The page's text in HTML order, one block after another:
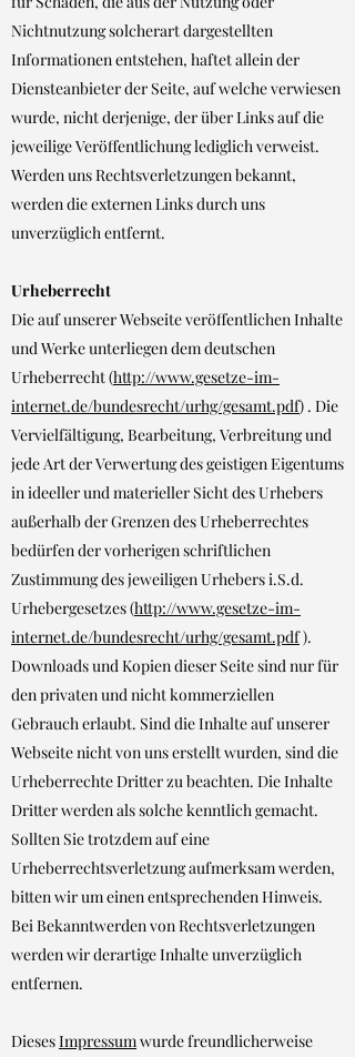
Nichtnutzung solcherart dargestellten
Informationen entstehen, haftet allein der
Diensteanbieter der Seite, auf welche verwiesen
wurde, nicht derjenige, der über Links auf die
jeweilige Veröffentlichung lediglich verweist.
Werden uns Rechtsverletzungen bekannt,
werden die externen Links durch uns
unverzüglich entfernt.
Urheberrecht
Die auf unserer Webseite veröffentlichen Inhalte
und Werke unterliegen dem deutschen
Urheberrecht (http://www.gesetze-im-
internet.de/bundesrecht/urhg/gesamt.pdf) . Die
Vervielfältigung, Bearbeitung, Verbreitung und
jede Art der Verwertung des geistigen Eigentums
in ideeller und materieller Sicht des Urhebers
außerhalb der Grenzen des Urheberrechtes
bedürfen der vorherigen schriftlichen
Zustimmung des jeweiligen Urhebers i.S.d.
Urhebergesetzes (http://www.gesetze-im-
internet.de/bundesrecht/urhg/gesamt.pdf).
Downloads und Kopien dieser Seite sind nur für
den privaten und nicht kommerziellen
Gebrauch erlaubt. Sind die Inhalte auf unserer
Webseite nicht von uns erstellt wurden, sind die
Urheberrechte Dritter zu beachten. Die Inhalte
Dritter werden als solche kenntlich gemacht.
Sollten Sie trotzdem auf eine
Urheberrechtsverletzung aufmerksam werden,
bitten wir um einen entsprechenden Hinweis.
Bei Bekanntwerden von Rechtsverletzungen
werden wir derartige Inhalte unverzüglich
entfernen.
DiesesImpressumwurde freundlicherweise